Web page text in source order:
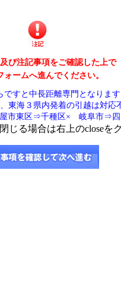
び注記事項をご確認した上で
ォームへ進んでください。
ですと中長距離専門となります
東海３県内発着の引越は対応
屋市東区⇒千種区× 岐阜市⇒四
じる場合は右上のcloseを